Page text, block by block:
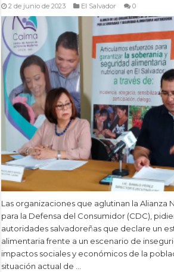
2 de junio de 2023 El Salvador 0
Las organizaciones que aglutinan la Alianza
para la Defensa del Consumidor (CDC),
autoridades salvadoreñas que declare un
alimentaria frente a un escenario de
impactos sociales y económicos de la
situación actual de …